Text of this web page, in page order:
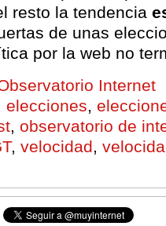
resto la tendencia
de unas
por la web no
Internet
elecciones,
, observatorio de
, velocidad,